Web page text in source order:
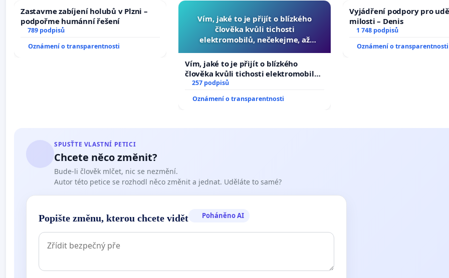
Zastavme zabíjení holubů v Plzni –
podpořme humánní řešení
789 podpisů
Oznámení o transparentnosti
Vím, jaké to je přijít o blízkého
člověka kvůli tichosti
elektromobilů, nečekejme, až
auta!
Vím, jaké to je přijít o blízkého
člověka kvůli tichosti elektromobilů,
nečekejme, až přibydou další,
257 podpisů
Oznámení o transparentnosti
Vyjádření podpory pro
milosti – Denis
1 748 podpisů
Oznámení o transparentnosti
SPUSŤTE VLASTNÍ PETICI
Chcete něco změnit?
Bude-li člověk mlčet, nic se nezmění.
Autor této petice se rozhodl něco změnit a jednat. Uděláte to samé?
Popište změnu, kterou chcete vidět Poháněno AI